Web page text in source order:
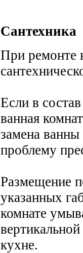
Сантехника
При ремонте
Если в
ванная
замена
проблему
Размещение
указанных
комнате
кухне.